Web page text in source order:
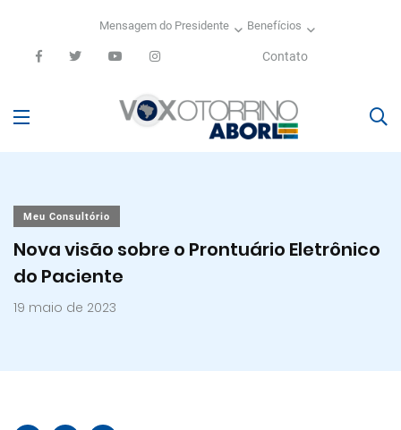
Mensagem do Presidente Benefícios
Contato
Meu Consultório
Nova visão sobre o Prontuário Eletrônico
do Paciente
19 maio de 2023